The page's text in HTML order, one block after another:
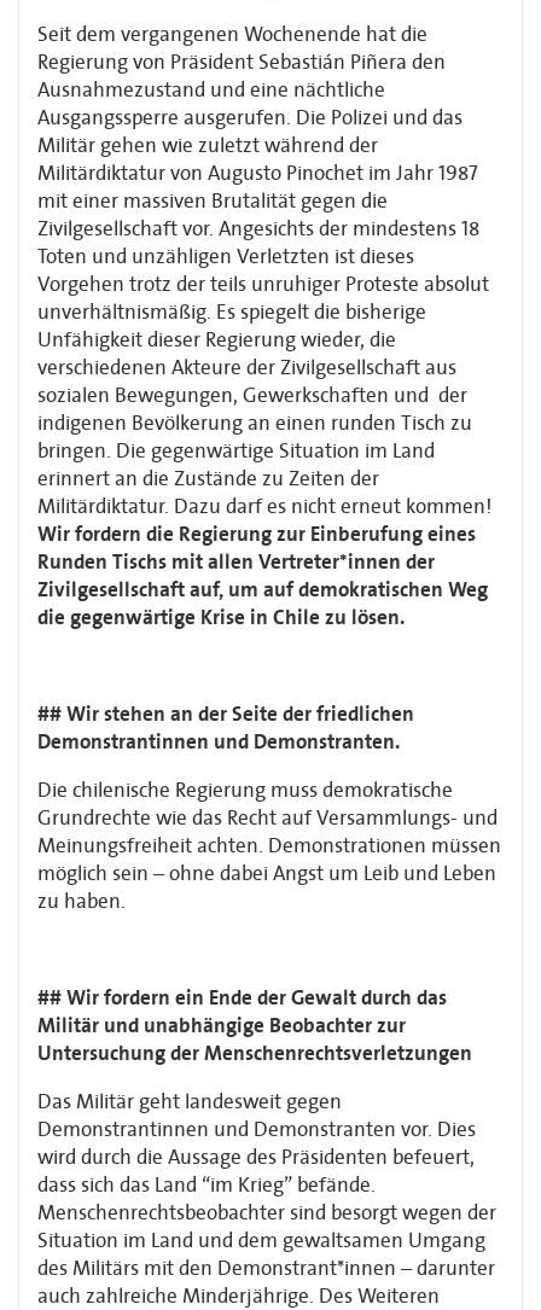
Seit dem vergangenen Wochenende hat die
Regierung von Präsident Sebastián Piñera den
Ausnahmezustand und eine nächtliche
Ausgangssperre ausgerufen. Die Polizei und das
Militär gehen wie zuletzt während der
Militärdiktatur von Augusto Pinochet im Jahr 1987
mit einer massiven Brutalität gegen die
Zivilgesellschaft vor. Angesichts der mindestens 18
Toten und unzähligen Verletzten ist dieses
Vorgehen trotz der teils unruhiger Proteste absolut
unverhältnismäßig. Es spiegelt die bisherige
Unfähigkeit dieser Regierung wieder, die
verschiedenen Akteure der Zivilgesellschaft aus
sozialen Bewegungen, Gewerkschaften und der
indigenen Bevölkerung an einen runden Tisch zu
bringen. Die gegenwärtige Situation im Land
erinnert an die Zustände zu Zeiten der
Militärdiktatur. Dazu darf es nicht erneut kommen!
Wir fordern die Regierung zur Einberufung eines
Runden Tischs mit allen Vertreter*innen der
Zivilgesellschaft auf, um auf demokratischen Weg
die gegenwärtige Krise in Chile zu lösen.
## Wir stehen an der Seite der friedlichen
Demonstrantinnen und Demonstranten.
Die chilenische Regierung muss demokratische
Grundrechte wie das Recht auf Versammlungs- und
Meinungsfreiheit achten. Demonstrationen müssen
möglich sein – ohne dabei Angst um Leib und Leben
zu haben.
## Wir fordern ein Ende der Gewalt durch das
Militär und unabhängige Beobachter zur
Untersuchung der Menschenrechtsverletzungen
Das Militär geht landesweit gegen
Demonstrantinnen und Demonstranten vor. Dies
wird durch die Aussage des Präsidenten befeuert,
dass sich das Land “im Krieg” befände.
Menschenrechtsbeobachter sind besorgt wegen der
Situation im Land und dem gewaltsamen Umgang
des Militärs mit den Demonstrant*innen – darunter
auch zahlreiche Minderjährige. Des Weiteren